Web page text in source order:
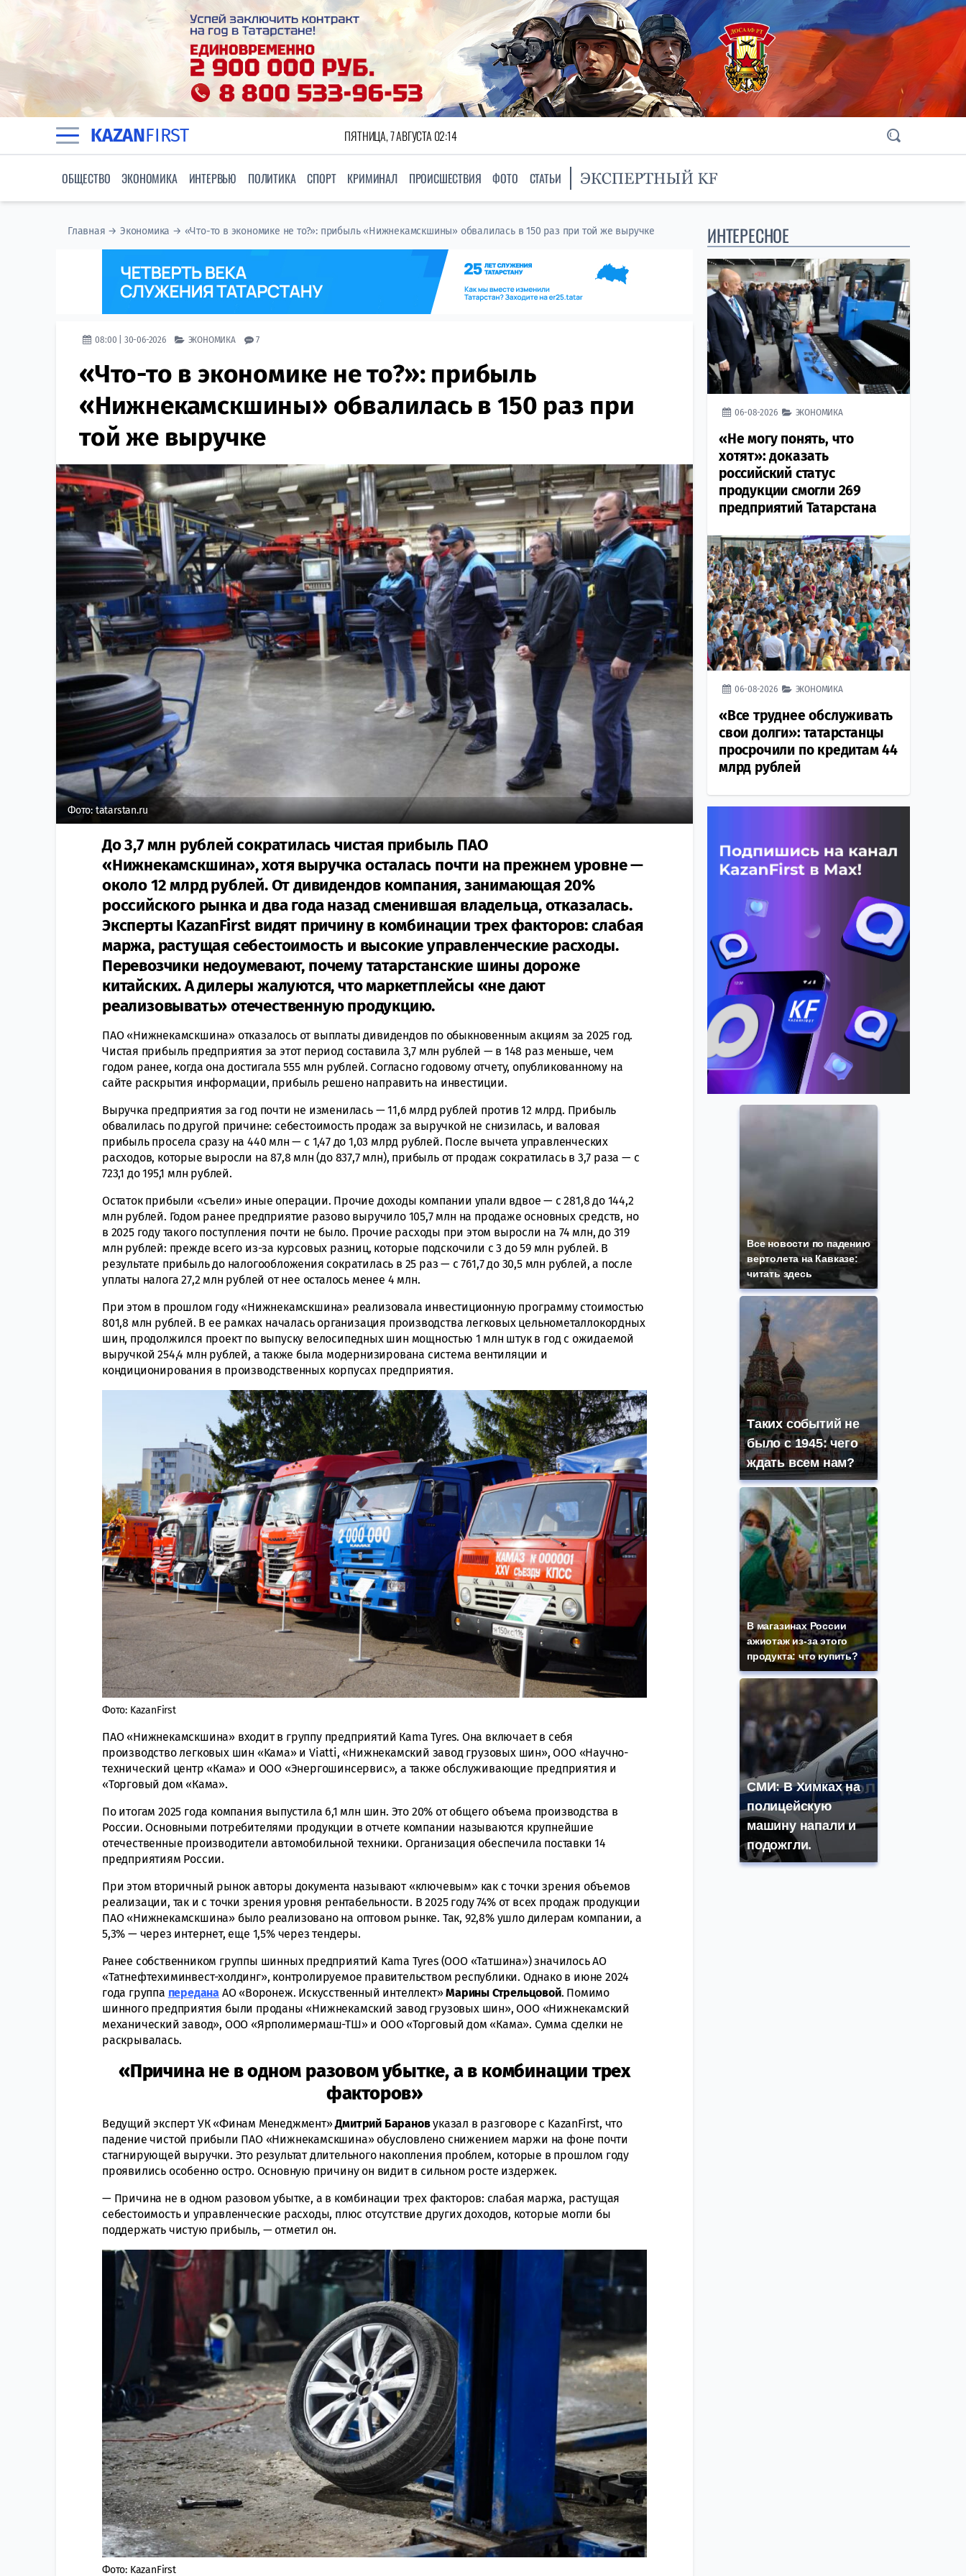
KAZANFIRST ПЯТНИЦА, 7 АВГУСТА 02:14
ОБЩЕСТВО ЭКОНОМИКА ИНТЕРВЬЮ ПОЛИТИКА СПОРТ КРИМИНАЛ ПРОИСШЕСТВИЯ ФОТО СТАТЬИ
Главная →Экономика → «Что-то в экономике не то?»: прибыль «Нижнекамскшины» обвалилась в 150 раз при той же выручке
08:00 | 30-06-2026 ЭКОНОМИКА 7
«Что-то в экономике не то?»: прибыль
«Нижнекамскшины» обвалилась в 150 раз при
той же выручке
Фото: tatarstan.ru
До 3,7 млн рублей сократилась чистая прибыль ПАО
«Нижнекамскшина», хотя выручка осталась почти на прежнем уровне —
около 12 млрд рублей. От дивидендов компания, занимающая 20%
российского рынка и два года назад сменившая владельца, отказалась.
Эксперты KazanFirst видят причину в комбинации трех факторов: слабая
маржа, растущая себестоимость и высокие управленческие расходы.
Перевозчики недоумевают, почему татарстанские шины дороже
китайских. А дилеры жалуются, что маркетплейсы «не дают
реализовывать» отечественную продукцию.
ПАО «Нижнекамскшина» отказалось от выплаты дивидендов по обыкновенным акциям за 2025 год.
Чистая прибыль предприятия за этот период составила 3,7 млн рублей — в 148 раз меньше, чем
годом ранее, когда она достигала 555 млн рублей. Согласно годовому отчету, опубликованному на
сайте раскрытия информации, прибыль решено направить на инвестиции.
Выручка предприятия за год почти не изменилась — 11,6 млрд рублей против 12 млрд. Прибыль
обвалилась по другой причине: себестоимость продаж за выручкой не снизилась, и валовая
прибыль просела сразу на 440 млн — с 1,47 до 1,03 млрд рублей. После вычета управленческих
расходов, которые выросли на 87,8 млн (до 837,7 млн), прибыль от продаж сократилась в 3,7 раза — с
723,1 до 195,1 млн рублей.
Остаток прибыли «съели» иные операции. Прочие доходы компании упали вдвое — с 281,8 до 144,2
млн рублей. Годом ранее предприятие разово выручило 105,7 млн на продаже основных средств, но
в 2025 году такого поступления почти не было. Прочие расходы при этом выросли на 74 млн, до 319
млн рублей: прежде всего из-за курсовых разниц, которые подскочили с 3 до 59 млн рублей. В
результате прибыль до налогообложения сократилась в 25 раз — с 761,7 до 30,5 млн рублей, а после
уплаты налога 27,2 млн рублей от нее осталось менее 4 млн.
При этом в прошлом году «Нижнекамскшина» реализовала инвестиционную программу стоимостью
801,8 млн рублей. В ее рамках началась организация производства легковых цельнометаллокордных
шин, продолжился проект по выпуску велосипедных шин мощностью 1 млн штук в год с ожидаемой
выручкой 254,4 млн рублей, а также была модернизирована система вентиляции и
кондиционирования в производственных корпусах предприятия.
Фото: KazanFirst
ПАО «Нижнекамскшина» входит в группу предприятий Кama Tyres. Она включает в себя
производство легковых шин «Kама» и Viatti, «Нижнекамский завод грузовых шин», ООО «Научно-
технический центр «Кама» и ООО «Энергошинсервис», а также обслуживающие предприятия и
«Торговый дом «Кама».
По итогам 2025 года компания выпустила 6,1 млн шин. Это 20% от общего объема производства в
России. Основными потребителями продукции в отчете компании называются крупнейшие
отечественные производители автомобильной техники. Организация обеспечила поставки 14
предприятиям России.
При этом вторичный рынок авторы документа называют «ключевым» как с точки зрения объемов
реализации, так и с точки зрения уровня рентабельности. В 2025 году 74% от всех продаж продукции
ПАО «Нижнекамскшина» было реализовано на оптовом рынке. Так, 92,8% ушло дилерам компании, а
5,3% — через интернет, еще 1,5% через тендеры.
Ранее собственником группы шинных предприятий Kama Tyres (ООО «Татшина») значилось АО
«Татнефтехиминвест-холдинг», контролируемое правительством республики. Однако в июне 2024
года группа передана АО «Воронеж. Искусственный интеллект»Марины Стрельцовой. Помимо
шинного предприятия были проданы «Нижнекамский завод грузовых шин», ООО «Нижнекамский
механический завод», ООО «Ярполимермаш-ТШ» и ООО «Торговый дом «Кама». Сумма сделки не
раскрывалась.
«Причина не в одном разовом убытке, а в комбинации трех
факторов»
Ведущий эксперт УК «Финам Менеджмент»Дмитрий Барановуказал в разговоре с KazanFirst, что
падение чистой прибыли ПАО «Нижнекамскшина» обусловлено снижением маржи на фоне почти
стагнирующей выручки. Это результат длительного накопления проблем, которые в прошлом году
проявились особенно остро. Основную причину он видит в сильном росте издержек.
— Причина не в одном разовом убытке, а в комбинации трех факторов: слабая маржа, растущая
себестоимость и управленческие расходы, плюс отсутствие других доходов, которые могли бы
поддержать чистую прибыль, — отметил он.
Фото: KazanFirst
ИНТЕРЕСНОЕ
06-08-2026 ЭКОНОМИКА
«Не могу понять, что
хотят»: доказать
российский статус
продукции смогли 269
предприятий Татарстана
06-08-2026 ЭКОНОМИКА
«Все труднее обслуживать
свои долги»: татарстанцы
просрочили по кредитам 44
млрд рублей
Все новости по падению
вертолета на Кавказе:
читать здесь
Таких событий не
было с 1945: чего
ждать всем нам?
В магазинах России
ажиотаж из-за этого
продукта: что купить?
СМИ: В Химках на
полицейскую
машину напали и
подожгли.